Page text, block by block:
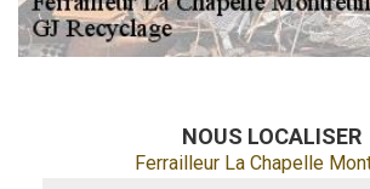
NOUS LOCALISER
Ferrailleur La Chapelle